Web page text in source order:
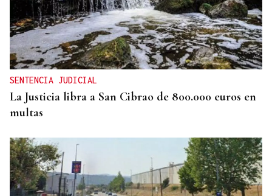
SENTENCIA JUDICIAL
La Justicia libra a San Cibrao de 800.000 euros en
multas